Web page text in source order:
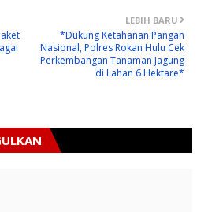
LEBIH BARU
*Dukung Ketahanan Pangan
Nasional, Polres Rokan Hulu Cek
Perkembangan Tanaman Jagung
di Lahan 6 Hektare*